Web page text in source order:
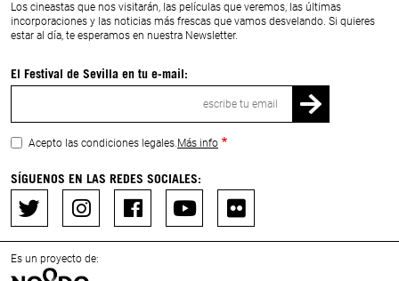
Los cineastas que nos visitarán, las películas que veremos, las últimas
incorporaciones y las noticias más frescas que vamos desvelando. Si quieres
estar al día, te esperamos en nuestra Newsletter.
El Festival de Sevilla en tu e-mail:
Acepto las condiciones legales. Más info
SÍGUENOS EN LAS REDES SOCIALES:
Es un proyecto de: